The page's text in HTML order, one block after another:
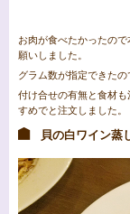
お肉が食べたかったの
願いしました。
グラム数が指定できたの
付け合せの有無と食材
すめでと注文しました。
貝の白ワイン蒸